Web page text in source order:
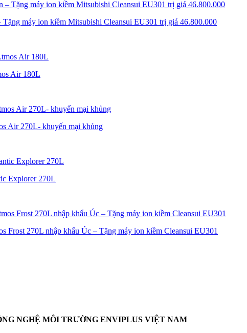
máy ion kiềm Mitsubishi Cleansui EU301 trị giá 46.800.000
Air 180L
Air 270L- khuyến mại khủng
Explorer 270L
Frost 270L nhập khẩu Úc – Tặng máy ion kiềm Cleansui EU301
NGHỆ MÔI TRƯỜNG ENVIPLUS VIỆT NAM